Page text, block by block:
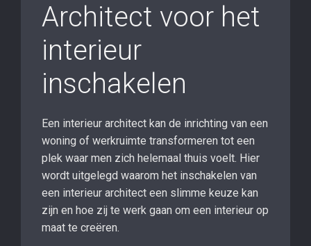
Architect voor het
interieur
inschakelen
Een interieur architect kan de inrichting van een
woning of werkruimte transformeren tot een
plek waar men zich helemaal thuis voelt. Hier
wordt uitgelegd waarom het inschakelen van
een interieur architect een slimme keuze kan
zijn en hoe zij te werk gaan om een interieur op
maat te creëren.